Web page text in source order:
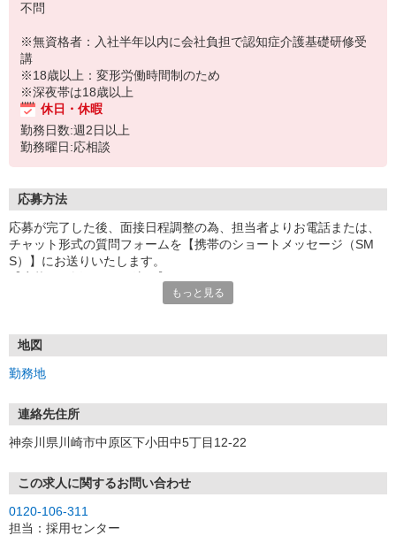
不問
※無資格者：入社半年以内に会社負担で認知症介護基礎研修受
講
※18歳以上：変形労働時間制のため
※深夜帯は18歳以上
休日・休暇
勤務日数:週2日以上
勤務曜日:応相談
応募方法
応募が完了した後、面接日程調整の為、担当者よりお電話または、
チャット形式の質問フォームを【携帯のショートメッセージ（SM
S）】にお送りいたします。
1.応募…Webもしくはお電話より応募ください。
※実技試験はドライバーの職種のみとなります。
もっと見る
地図
勤務地
連絡先住所
神奈川県川崎市中原区下小田中5丁目12-22
この求人に関するお問い合わせ
0120-106-311
担当：採用センター